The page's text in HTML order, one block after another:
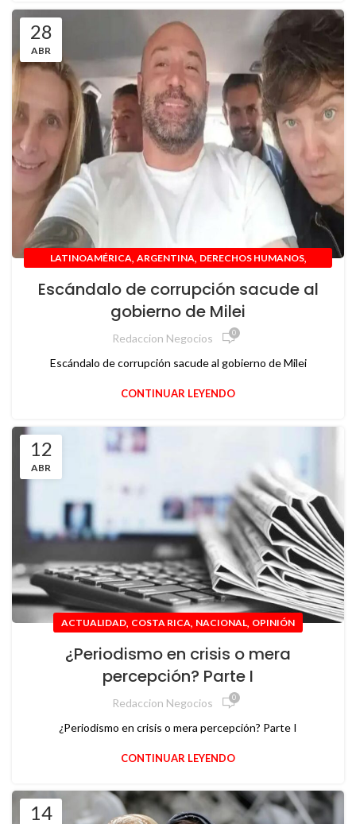
28
ABR
LATINOAMÉRICA, ARGENTINA, DERECHOS HUMANOS,
Escándalo de corrupción sacude al
gobierno de Milei
Redaccion Negocios 0
Escándalo de corrupción sacude al gobierno de Milei
CONTINUAR LEYENDO
12
ABR
ACTUALIDAD, COSTA RICA, NACIONAL, OPINIÓN
¿Periodismo en crisis o mera
percepción? Parte I
Redaccion Negocios 0
¿Periodismo en crisis o mera percepción? Parte I
CONTINUAR LEYENDO
14